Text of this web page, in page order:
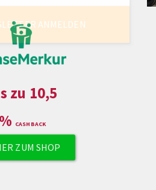
zu 10,5
%
ZUM SHOP
ANMELDEN